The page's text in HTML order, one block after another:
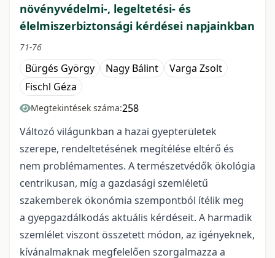
növényvédelmi-, legeltetési- és
élelmiszerbiztonsági kérdései napjainkban
71-76
Bürgés György Nagy Bálint
Varga Zsolt
Fischl Géza
Megtekintések száma:258
Változó világunkban a hazai gyepterületek
szerepe, rendeltetésének megítélése eltérő és
nem problémamentes. A természetvédők ökológia
centrikusan, míg a gazdasági szemléletű
szakemberek ökonómia szempontból ítélik meg
a gyepgazdálkodás aktuális kérdéseit. A harmadik
szemlélet viszont összetett módon, az igényeknek,
kívánalmaknak megfelelően szorgalmazza a